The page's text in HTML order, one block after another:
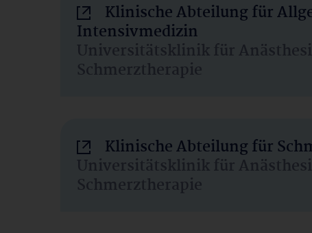
Klinische Abteilung für
Intensivmedizin
Universitätsklinik für
Schmerztherapie
Klinische Abteilung für
Universitätsklinik für
Schmerztherapie